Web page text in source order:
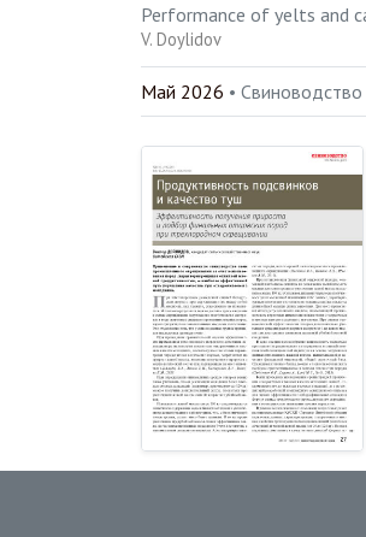
Performance of yelts and
V. Doylidov
Май 2026 • Свиноводство